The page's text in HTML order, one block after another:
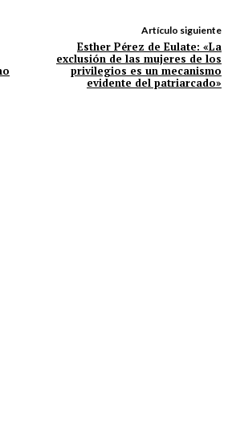
Artículo siguiente
Esther Pérez de Eulate: «La
exclusión de las mujeres de los
privilegios es un mecanismo
evidente del patriarcado»